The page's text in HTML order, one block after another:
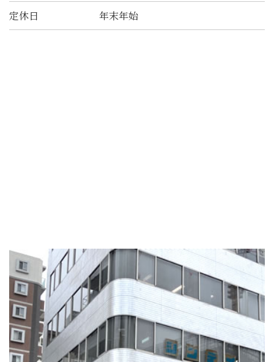
定休日
年末年始